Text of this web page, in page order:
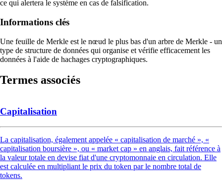
ce qui alertera le système en cas de falsification.
Informations clés
Une feuille de Merkle est le nœud le plus bas d'un arbre de Merkle - un
type de structure de données qui organise et vérifie efficacement les
données à l'aide de hachages cryptographiques.
Termes associés
Capitalisation
La capitalisation, également appelée « capitalisation de marché », «
capitalisation boursière », ou « market cap » en anglais, fait référence à
la valeur totale en devise fiat d'une cryptomonnaie en circulation. Elle
est calculée en multipliant le prix du token par le nombre total de
tokens.